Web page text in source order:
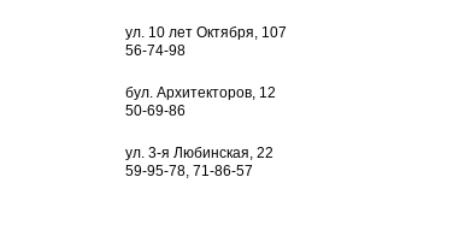
ул. 10 лет Октября, 107
56-74-98
бул. Архитекторов, 12
50-69-86
ул. 3-я Любинская, 22
59-95-78, 71-86-57